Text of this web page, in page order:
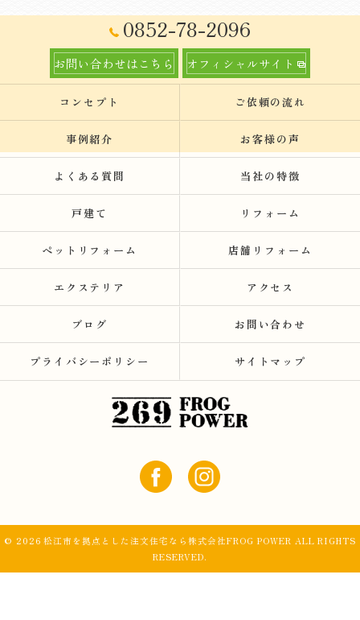
0852-78-2096
お問い合わせはこちら オフィシャルサイト
コンセプト ご依頼の流れ
事例紹介 お客様の声
よくある質問 当社の特徴
戸建て リフォーム
ペットリフォーム 店舗リフォーム
エクステリア アクセス
ブログ お問い合わせ
プライバシーポリシー サイトマップ
© 2026 松江市を拠点とした注文住宅なら株式会社FROG POWER ALL RIGHTS
RESERVED.